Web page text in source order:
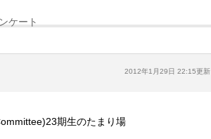
ケート
2012年1月29日 22:15更新
期生のたまり場